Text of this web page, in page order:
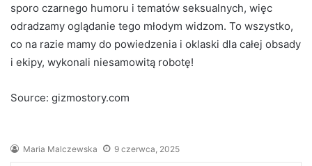
sporo czarnego humoru i tematów seksualnych, więc
odradzamy oglądanie tego młodym widzom. To wszystko,
co na razie mamy do powiedzenia i oklaski dla całej obsady
i ekipy, wykonali niesamowitą robotę!
Source: gizmostory.com
Maria Malczewska 9 czerwca, 2025